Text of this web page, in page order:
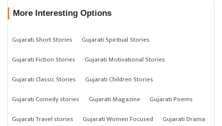
More Interesting Options
Gujarati Short Stories
Gujarati Spiritual Stories
Gujarati Fiction Stories
Gujarati Motivational Stories
Gujarati Classic Stories
Gujarati Children Stories
Gujarati Comedy stories
Gujarati Magazine
Gujarati Poems
Gujarati Travel stories
Gujarati Women Focused
Gujarati Drama